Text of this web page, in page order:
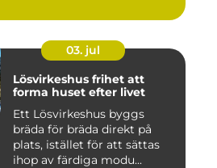
03. jul
Lösvirkeshus frihet att
forma huset efter livet
Ett Lösvirkeshus byggs
bräda för bräda direkt på
plats, istället för att sättas
ihop av färdiga modu...